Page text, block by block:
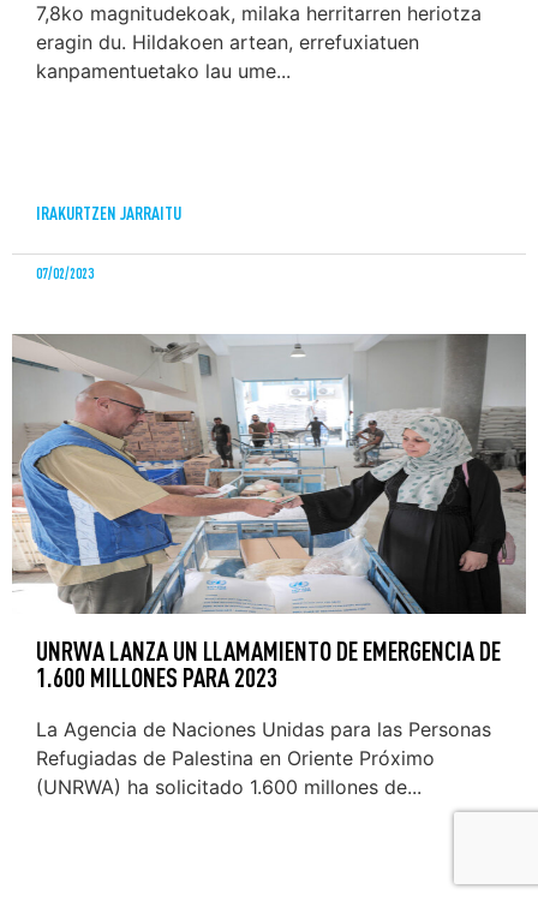
7,8ko magnitudekoak, milaka herritarren heriotza
eragin du. Hildakoen artean, errefuxiatuen
kanpamentuetako lau ume...
IRAKURTZEN JARRAITU
07/02/2023
UNRWA LANZA UN LLAMAMIENTO DE EMERGENCIA DE
1.600 MILLONES PARA 2023
La Agencia de Naciones Unidas para las Personas
Refugiadas de Palestina en Oriente Próximo
(UNRWA) ha solicitado 1.600 millones de...